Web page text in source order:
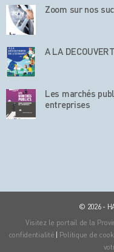
Zoom sur nos
A LA
Les marchés
entreprises
© 2026 -
Visitez le portail de la
confidentialité | Politique de